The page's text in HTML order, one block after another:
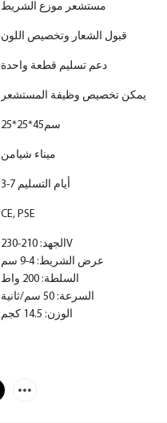
مستشعر موزع الشريط
قبول الشعار وتخصيص اللون
دعم تسليم قطعة واحدة
يمكن تخصيص وظيفة المستشعر
سم45*25*25
ميناء شيامن
3-7 أيام التسليم
CE, PSE
الجهد: 210-230V
الوزن: 14.5 كجم